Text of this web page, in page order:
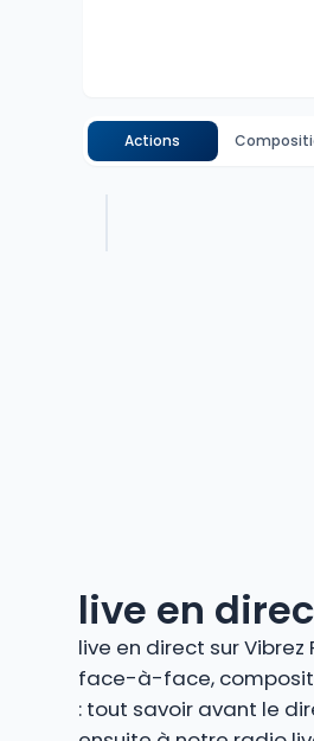
Actions
live en
live en direct sur Vibrez
face-à-face,
: tout savoir avant le